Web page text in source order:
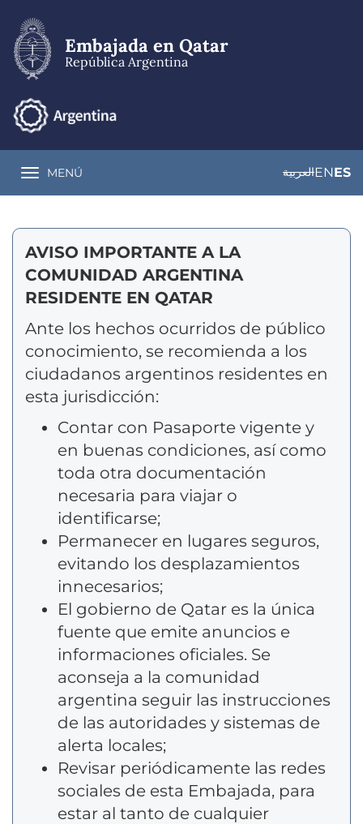
contenido
principal
Embajada en Qatar
República Argentina
Toggle navigation
MENÚ العربيةENES
AVISO IMPORTANTE A LA
COMUNIDAD ARGENTINA
RESIDENTE EN QATAR
Ante los hechos ocurridos de público
conocimiento, se recomienda a los
ciudadanos argentinos residentes en
esta jurisdicción:
Contar con Pasaporte vigente y
en buenas condiciones, así como
toda otra documentación
necesaria para viajar o
identificarse;
Permanecer en lugares seguros,
evitando los desplazamientos
innecesarios;
El gobierno de Qatar es la única
fuente que emite anuncios e
informaciones oficiales. Se
aconseja a la comunidad
argentina seguir las instrucciones
de las autoridades y sistemas de
alerta locales;
Revisar periódicamente las redes
sociales de esta Embajada, para
estar al tanto de cualquier